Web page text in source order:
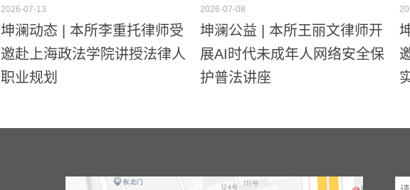
2026-07-13
坤澜动态 | 本所李重托律师受
邀赴上海政法学院讲授法律人
职业规划
2026-07-08
坤澜公益 | 本所王丽文律师开
展AI时代未成年人网络安全保
护普法讲座